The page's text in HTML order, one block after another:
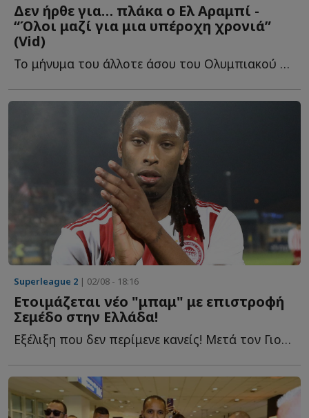
Δεν ήρθε για… πλάκα ο Ελ Αραμπί -
“Όλοι μαζί για μια υπέροχη χρονιά”
(Vid)
Το μήνυμα του άλλοτε άσου του Ολυμπιακού στους οπαδούς τ...
Superleague 2 | 02/08 - 18:16
Ετοιμάζεται νέο "μπαμ" με επιστροφή
Σεμέδο στην Ελλάδα!
Εξέλιξη που δεν περίμενε κανείς! Μετά τον Γιουσέφ Ελ Α...